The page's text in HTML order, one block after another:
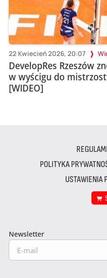
22 Kwiecień 2026, 20:07
DevelopRes Rzeszów
w wyścigu do
[WIDEO]
POLITYKA
USTAWIENIA
Newsletter